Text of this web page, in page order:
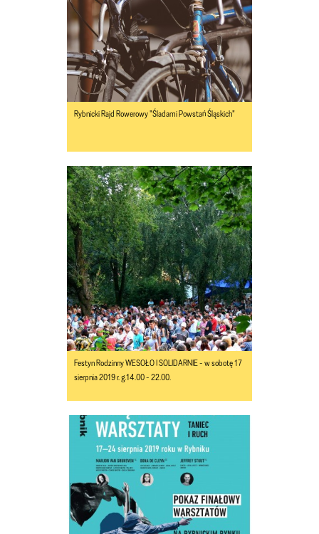
Rybnicki Rajd Rowerowy "Śladami Powstań Śląskich"
Festyn Rodzinny WESOŁO I SOLIDARNIE - w sobotę 17
sierpnia 2019 r. g.14.00 - 22.00.